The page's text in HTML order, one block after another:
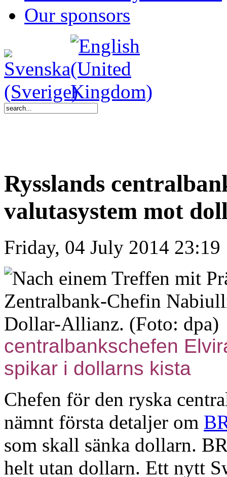
Our sponsors
Rysslands
valutasystem mot
Friday, 04 July 2014 23:19
centralbankschefen
spikar i dollarns kista
Chefen för den ryska
nämnt första detaljer om
som skall sänka dollarn.
helt utan dollarn. Ett nytt